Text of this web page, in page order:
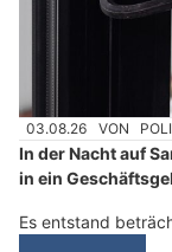
03.08.26 VON
In der Nacht auf
in ein
Es entstand